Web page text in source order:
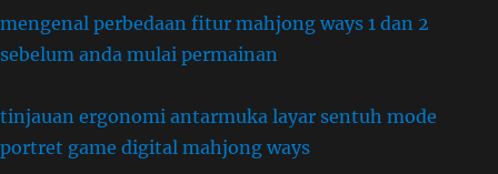
mengenal perbedaan fitur mahjong ways 1 dan 2
sebelum anda mulai permainan
tinjauan ergonomi antarmuka layar sentuh mode
portret game digital mahjong ways